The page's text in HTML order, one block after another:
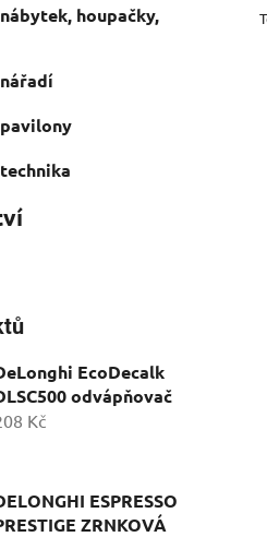
houpačky,
EcoDecalk
odvápňovač
Kč
ESPRESSO
ZRNKOVÁ